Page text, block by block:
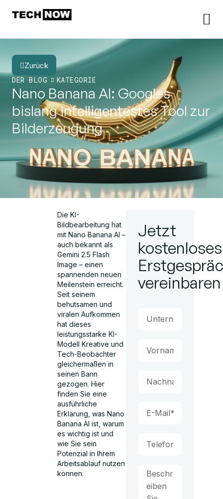
Zurück
DER BLOG
KATEGORIE
Nano Banana AI: Googles
bislang intelligentestes Tool zur
Bilderzeugung
Die KI-
Bildbearbeitung hat
mit Nano Banana AI –
auch bekannt als
Gemini 2.5 Flash
Image – einen
spannenden neuen
Meilenstein erreicht.
Seit seinem
behutsamen und
viralen Aufkommen
hat dieses
leistungsstarke KI-
Modell Kreative und
Tech-Beobachter
gleichermaßen in
seinen Bann
gezogen. Hier
finden Sie eine
ausführliche
Erklärung, was Nano
Banana AI ist, warum
es wichtig ist und
wie Sie sein
Potenzial in Ihrem
Arbeitsablauf nutzen
können.
Jetzt
kostenloses
vereinbaren